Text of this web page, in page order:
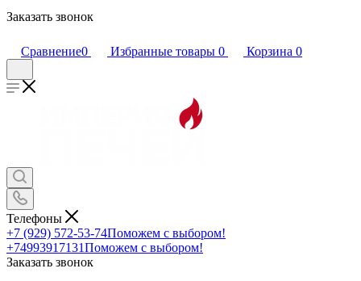
Заказать звонок
Сравнение0 Избранные товары 0 Корзина 0
Телефоны
+7 (929) 572-53-74Поможем с выбором!
+74993917131Поможем с выбором!
Заказать звонок